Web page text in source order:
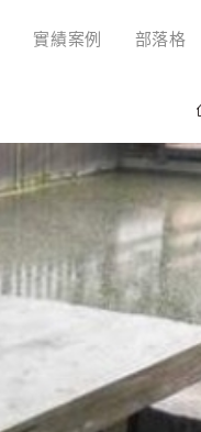
實績案例 部落格